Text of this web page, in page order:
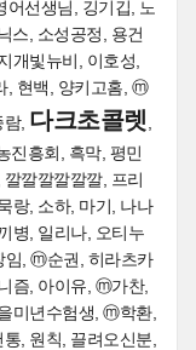
어선생님, 깅기깁, 노
스, 소성공정, 용건
개빛뉴비, 이호성,
, 현백, 양키고홈, ⓜ
, 다크초콜렛
진흥회, 흑막, 평민
깔깔깔깔깔, 프리
랑, 소하, 마기, 나나
병, 일리나, 오티누
임, ⓜ순권, 히라츠카
즘, 아이유, ⓜ가찬,
미년수험생, ⓜ학환,
, 원칙, 끌려오신분,